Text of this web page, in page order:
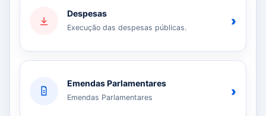
Despesas
Execução das despesas públicas. ›
Emendas Parlamentares
Emendas Parlamentares ›